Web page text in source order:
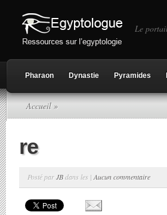
Le
Pharaon Dynastie Pyramides
Accueil»
re
Posté parJBdans les | Aucun commentaire